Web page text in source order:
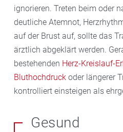
ignorieren. Treten beim oder
deutliche Atemnot,
auf der Brust auf, sollte das
ärztlich abgeklärt werden.
bestehenden Herz-Kreislauf-
Bluthochdruck oder längerer
kontrolliert einsteigen als
Gesund